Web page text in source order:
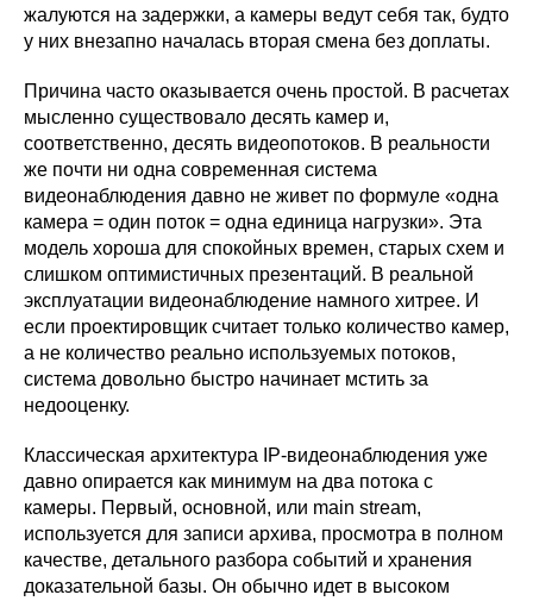
жалуются на задержки, а камеры ведут себя так, будто
у них внезапно началась вторая смена без доплаты.
Причина часто оказывается очень простой. В расчетах
мысленно существовало десять камер и,
соответственно, десять видеопотоков. В реальности
же почти ни одна современная система
видеонаблюдения давно не живет по формуле «одна
камера = один поток = одна единица нагрузки». Эта
модель хороша для спокойных времен, старых схем и
слишком оптимистичных презентаций. В реальной
эксплуатации видеонаблюдение намного хитрее. И
если проектировщик считает только количество камер,
а не количество реально используемых потоков,
система довольно быстро начинает мстить за
недооценку.
Классическая архитектура IP-видеонаблюдения уже
давно опирается как минимум на два потока с
камеры. Первый, основной, или main stream,
используется для записи архива, просмотра в полном
качестве, детального разбора событий и хранения
доказательной базы. Он обычно идет в высоком